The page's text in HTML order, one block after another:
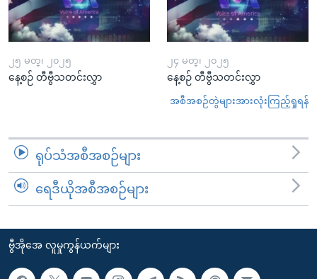
၂၅ မတ္၊ ၂၀၂၅
နေ့စဉ် တီဗွီသတင်းလွှာ
၂၄ မတ္၊ ၂၀၂၅
နေ့စဉ် တီဗွီသတင်းလွှာ
အစီအစဉ်တွဲများအားလုံးကြည့်ရှုရန်
ရုပ်သံအစီအစဉ်များ
ရေဒီယိုအစီအစဉ်များ
ဗွီအိုအေ လူမှုကွန်ယက်များ